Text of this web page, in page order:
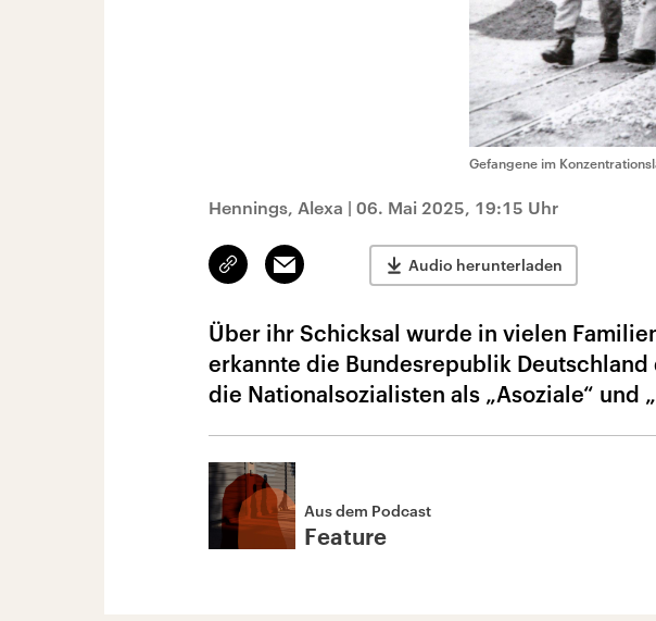
Gefangene im
Hennings, Alexa | 06. Mai 2025, 19:15 Uhr
Link
kopieren/teilen
Email Audio herunterladen
Über ihr Schicksal wurde in vielen
erkannte die Bundesrepublik
die Nationalsozialisten als „Asoziale“
Aus dem Podcast
Feature